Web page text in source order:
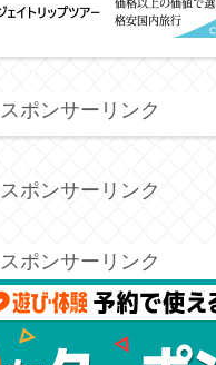
スポンサーリンク
スポンサーリンク
スポンサーリンク